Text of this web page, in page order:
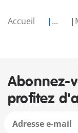
Accueil ...
Abonnez-
profitez